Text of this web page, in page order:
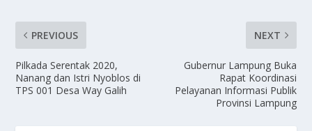
PREVIOUS
Pilkada Serentak 2020,
Nanang dan Istri Nyoblos di
TPS 001 Desa Way Galih
NEXT
Gubernur Lampung Buka
Rapat Koordinasi
Pelayanan Informasi Publik
Provinsi Lampung